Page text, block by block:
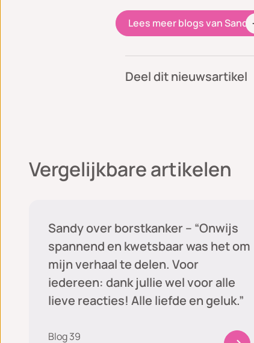
Lees meer blogs van Sandy
Deel dit nieuwsartikel
Vergelijkbare artikelen
Sandy's blog
Sandy over borstkanker – “Onwijs
spannend en kwetsbaar was het om
mijn verhaal te delen. Voor
iedereen: dank jullie wel voor alle
lieve reacties! Alle liefde en geluk.”
Blog 39